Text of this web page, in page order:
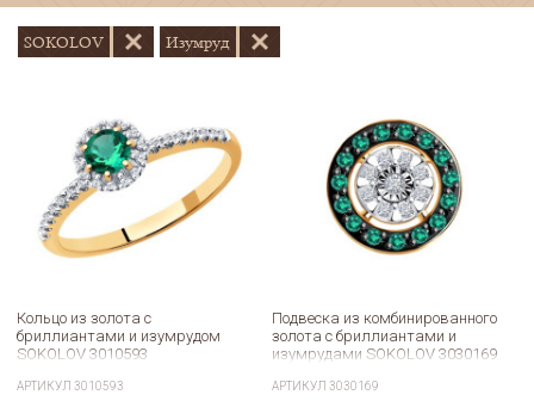
SOKOLOV Изумруд
Кольцо из золота с
бриллиантами и изумрудом
SOKOLOV 3010593
АРТИКУЛ 3010593
Подвеска из комбинированного
золота с бриллиантами и
изумрудами SOKOLOV 3030169
АРТИКУЛ 3030169